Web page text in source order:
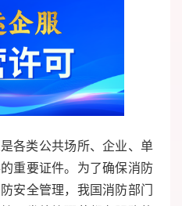
是各类公共场所、企业、单
重要证件。为了确保消防
安全管理，我国消防部门